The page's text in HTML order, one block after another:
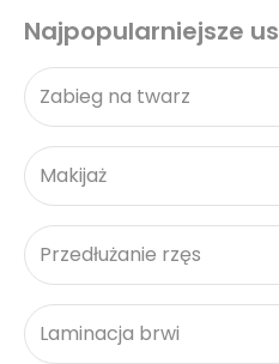
Najpopularniejsze
Zabieg na twarz
Makijaż
Przedłużanie rzęs
Laminacja brwi